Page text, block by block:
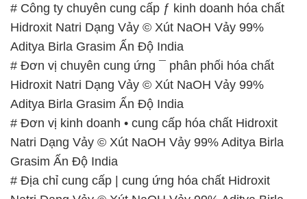
# Công ty chuyên cung cấp ƒ kinh doanh hóa chất
Hidroxit Natri Dạng Vảy © Xút NaOH Vảy 99%
Aditya Birla Grasim Ấn Độ India
# Đơn vị chuyên cung ứng ¯ phân phối hóa chất
Hidroxit Natri Dạng Vảy © Xút NaOH Vảy 99%
Aditya Birla Grasim Ấn Độ India
# Đơn vị kinh doanh • cung cấp hóa chất Hidroxit
Natri Dạng Vảy © Xút NaOH Vảy 99% Aditya Birla
Grasim Ấn Độ India
# Địa chỉ cung cấp | cung ứng hóa chất Hidroxit